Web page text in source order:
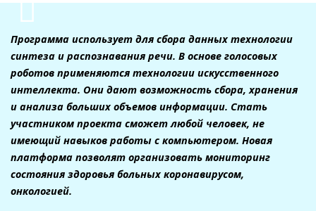
Программа использует для сбора данных технологии
синтеза и распознавания речи. В основе голосовых
роботов применяются технологии искусственного
интеллекта. Они дают возможность сбора, хранения
и анализа больших объемов информации. Стать
участником проекта сможет любой человек, не
имеющий навыков работы с компьютером. Новая
платформа позволят организовать мониторинг
состояния здоровья больных коронавирусом,
онкологией.